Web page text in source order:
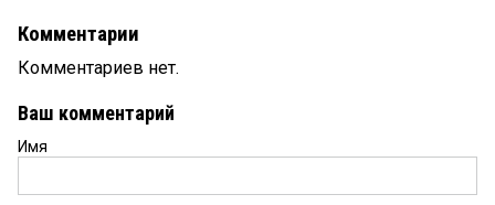
Комментарии
Комментариев нет.
Ваш комментарий
Имя